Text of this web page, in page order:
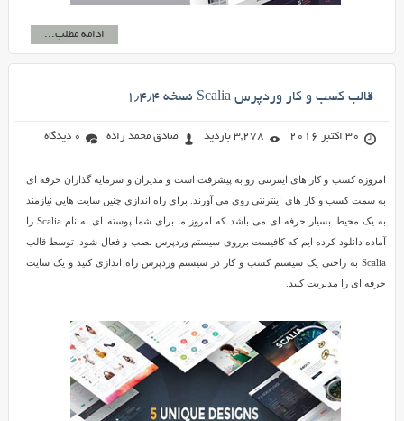
ادامه مطلب...
قالب کسب و کار وردپرس Scalia نسخه ۱٫۴٫۴
30 اکتبر 2016 3,278 بازدید صادق محمد زاده 0 دیدگاه
امروزه کسب و کار های اینترنتی رو به پیشرفت است و مدیران و سرمایه گذاران حرفه ای
به سمت کسب و کار های اینترنتی روی می آورند. برای راه اندازی چنین سایت هایی نیازمند
به یک محیط بسیار حرفه ای می باشد که امروز ما برای شما پوسته ای به نام Scalia را
آماده دانلود کرده ایم که کافیست برروی سیستم وردپرس نصب و فعال شود. توسط قالب
Scalia به راحتی یک سیستم کسب و کار در سیستم وردپرس راه اندازی کنید و یک سایت
حرفه ای را مدیریت کنید.